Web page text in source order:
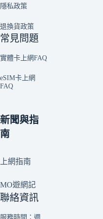
隱私政策
退換貨政策
常見問題
實體卡上網FAQ
eSIM卡上網
FAQ
新聞與指
南
上網指南
MO遊網記
聯絡資訊
服務時間：週